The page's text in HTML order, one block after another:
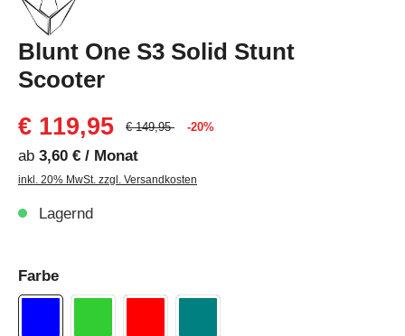
Blunt One S3 Solid Stunt
Scooter
€ 119,95
€ 149,95 -20%
ab 3,60 € / Monat
inkl. 20% MwSt. zzgl. Versandkosten
Lagernd
Farbe